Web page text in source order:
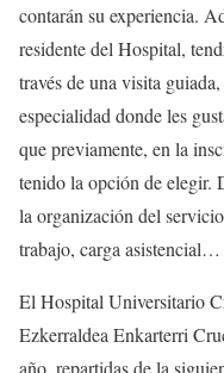
contarán su experiencia.
residente del Hospital,
través de una visita
especialidad donde les
que previamente, en la
tenido la opción de elegir.
la organización del
trabajo, carga asistencial…
El Hospital Universitario
Ezkerraldea Enkarterri
año, repartidas de la